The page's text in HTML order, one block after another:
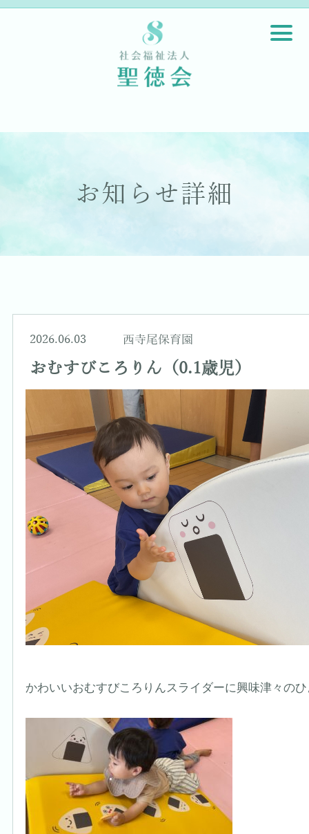
お知らせ詳細
2026.06.03 西寺尾保育園
おむすびころりん（0.1歳児）
かわいいおむすびころりんスライダーに興味津々の